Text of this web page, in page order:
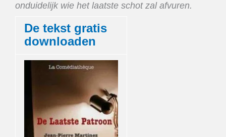
onduidelijk wie het laatste schot zal afvuren.
De tekst gratis
downloaden